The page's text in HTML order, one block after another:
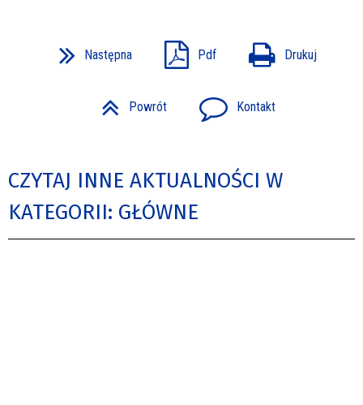
Następna Pdf Drukuj
Powrót Kontakt
CZYTAJ INNE AKTUALNOŚCI W
KATEGORII: GŁÓWNE